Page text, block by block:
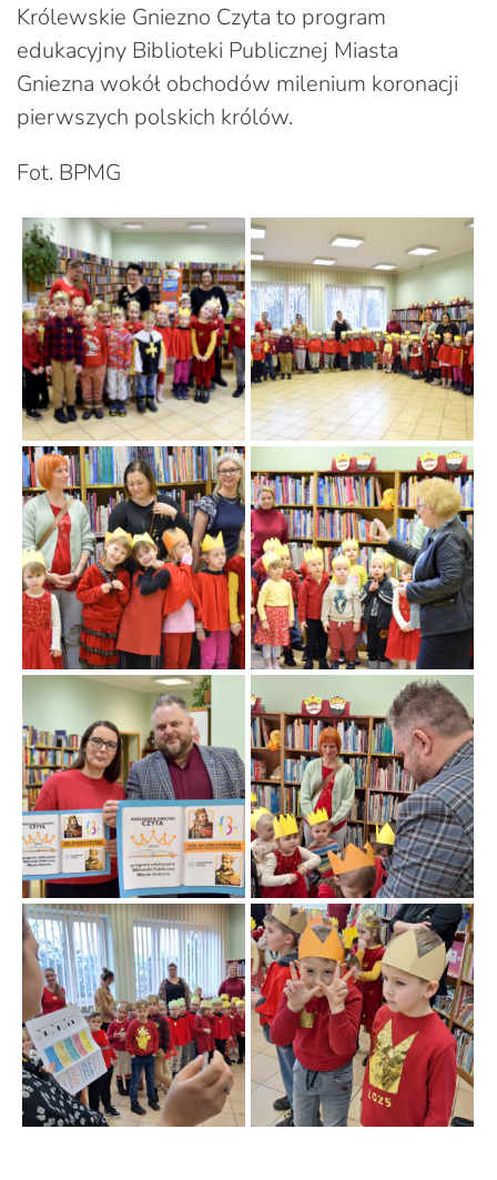
Królewskie Gniezno Czyta to program
edukacyjny Biblioteki Publicznej Miasta
Gniezna wokół obchodów milenium koronacji
pierwszych polskich królów.
Fot. BPMG